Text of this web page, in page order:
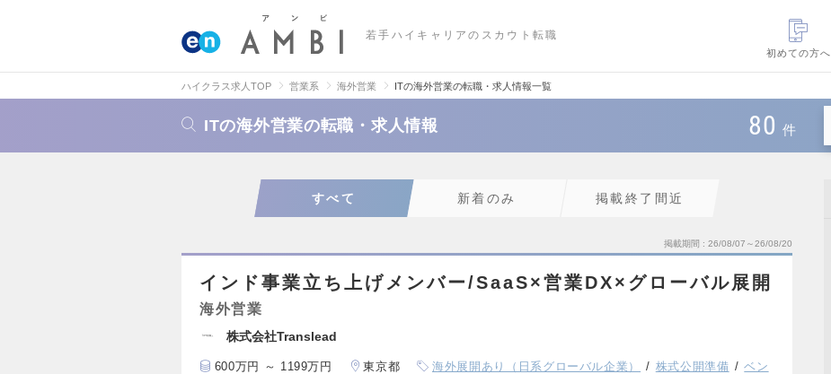
若手ハイキャリアのスカウト転職
初めての方へ
ハイクラス求人TOP 営業系 海外営業 ITの海外営業の転職・求人情報一覧
ITの海外営業の転職・求人情報 80 件
すべて 新着のみ 掲載終了間近
掲載期間 26/08/07～26/08/20
インド事業立ち上げメンバー/SaaS×営業DX×グローバル展開
海外営業
株式会社Translead
600万円 ～ 1199万円 東京都 海外展開あり（日系グローバル企業） 株式公開準備
ベン